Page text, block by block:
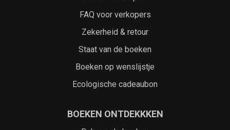
FAQ voor verkopers
Zekerheid & retour
Staat van de boeken
Boeken op wenslijstje
Ecologische cadeaubon
BOEKEN ONTDEKKKEN